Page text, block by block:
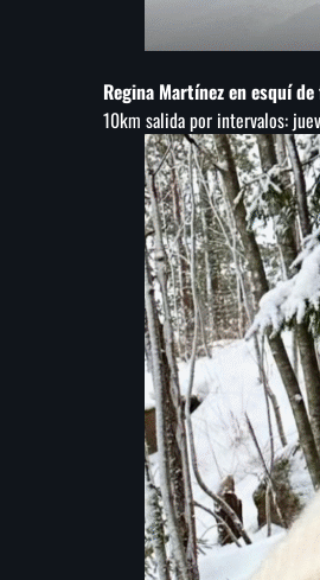
Regina Martínez en esquí
10km salida por intervalos: